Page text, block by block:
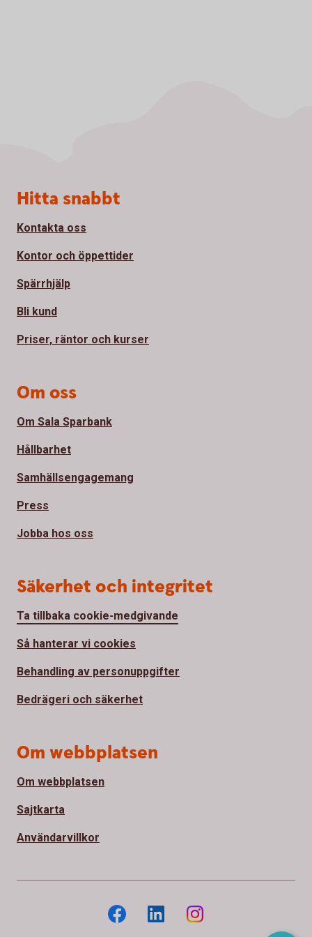
Sidfot
Hitta snabbt
Kontakta oss
Kontor och öppettider
Spärrhjälp
Bli kund
Priser, räntor och kurser
Om oss
Om Sala Sparbank
Hållbarhet
Samhällsengagemang
Press
Jobba hos oss
Säkerhet och integritet
Ta tillbaka cookie-medgivande
Så hanterar vi cookies
Behandling av personuppgifter
Bedrägeri och säkerhet
Om webbplatsen
Om webbplatsen
Sajtkarta
Användarvillkor